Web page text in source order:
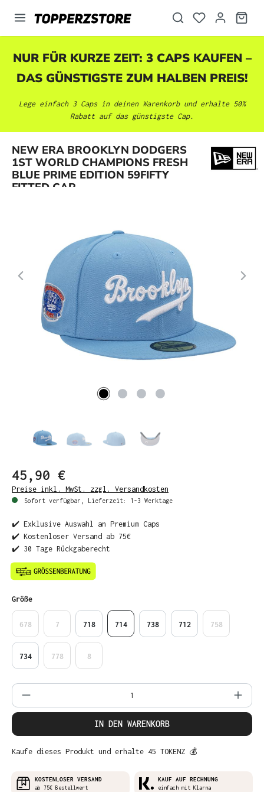
springen
NUR FÜR KURZE ZEIT: 3 CAPS KAUFEN –
DAS GÜNSTIGSTE ZUM HALBEN PREIS!
Lege einfach 3 Caps in deinen Warenkorb und erhalte 50%
Rabatt auf das günstigste Cap.
NEW ERA BROOKLYN DODGERS
1ST WORLD CHAMPIONS FRESH
BLUE PRIME EDITION 59FIFTY
FITTED CAP
Bildergalerie überspringen
45,90 €
Preise inkl. MwSt. zzgl. Versandkosten
Sofort verfügbar, Lieferzeit: 1-3 Werktage
✔️ Exklusive Auswahl an Premium Caps
✔️ Kostenloser Versand ab 75€
✔️ 30 Tage Rückgaberecht
Größeauswählen
678 7 718 714 738 712 758
734 778 8
Produkt Anzahl: Gib den gewünschten
IN DEN WARENKORB
Kaufe dieses Produkt und erhalte 45 TOKENZ 💰
KOSTENLOSER VERSAND
ab 75€ Bestellwert
KAUF AUF RECHNUNG
einfach mit Klarna